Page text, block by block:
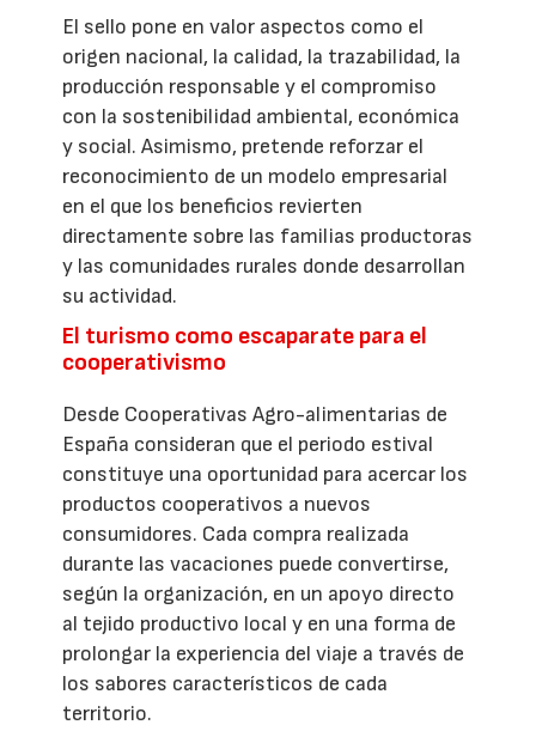
El sello pone en valor aspectos como el
origen nacional, la calidad, la trazabilidad, la
producción responsable y el compromiso
con la sostenibilidad ambiental, económica
y social. Asimismo, pretende reforzar el
reconocimiento de un modelo empresarial
en el que los beneficios revierten
directamente sobre las familias productoras
y las comunidades rurales donde desarrollan
su actividad.
El turismo como escaparate para el
cooperativismo
Desde Cooperativas Agro-alimentarias de
España consideran que el periodo estival
constituye una oportunidad para acercar los
productos cooperativos a nuevos
consumidores. Cada compra realizada
durante las vacaciones puede convertirse,
según la organización, en un apoyo directo
al tejido productivo local y en una forma de
prolongar la experiencia del viaje a través de
los sabores característicos de cada
territorio.